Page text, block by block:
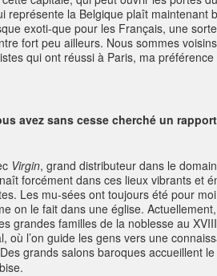
représente la Belgique plaît maintenant
exoti-que pour les Français, une
fort peu ailleurs. Nous sommes
qui ont réussi à Paris, ma
avez sans cesse cherché un
Virgin, grand distributeur dans le
forcément dans ces lieux vibrants et
Les mu-sées ont toujours été pour
on le fait dans une église.
grandes familles de la noblesse au
où l’on guide les gens vers une
grands salons baroques accueillent